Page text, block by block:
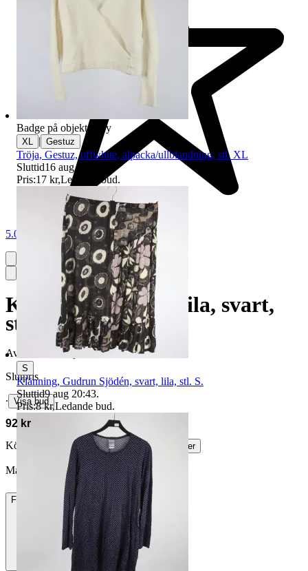
5.0
Klänning, Gestuz, lila, svart,
stl. 40.
Avslutad
17 maj 20:50
Slutpris
∙ Visa bud
92 kr
Köparskydd är valfritt hos företag.
Läs mer
Marimillis vann auktionen
Frakt 85 kr DSV
Badge på objektet: Ny
XL | Gestuz
Tröja, Gestuz, offwhite, alpacka/ullblandning, stl. XL
Sluttid16 aug 18:30
Pris:17 kr,Ledande bud.
S
Klänning, Gudrun Sjödén, svart, lila, stl. S.
Sluttid9 aug 20:43.
Pris:8 kr,Ledande bud.